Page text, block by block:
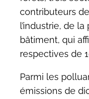
contributeurs de
l’industrie, de
bâtiment, qui
respectives de
Parmi les
émissions de